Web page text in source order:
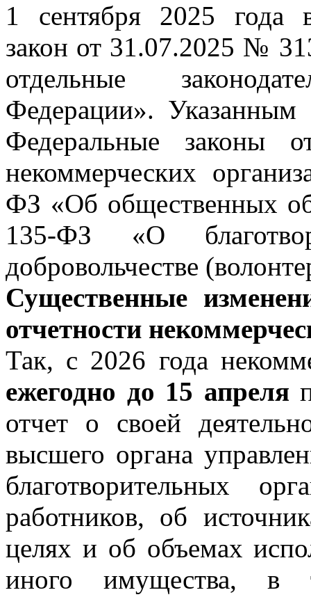
1 сентября 2025 года
закон от 31.07.2025 №
отдельные
Федерации». Указанным
Федеральные
некоммерческих
ФЗ «Об общественных
135-ФЗ «О
добровольчестве
Существенные
отчетности
Так, с 2026 года
ежегодно до 15 апреля
отчет о своей
высшего органа
благотворительных
работников, об
целях и об объемах
иного имущества, в